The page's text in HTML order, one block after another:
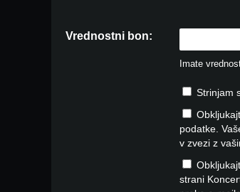
Vrednostni bon:
Imate
Strinjam
podatke.
v zvezi z
strani